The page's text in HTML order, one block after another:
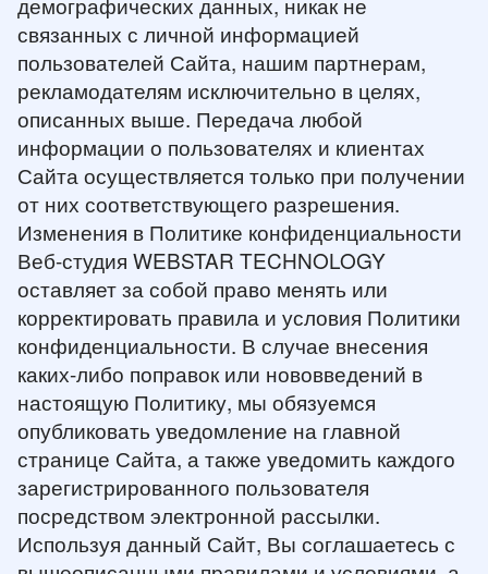
связанных с личной информацией
пользователей Сайта, нашим партнерам,
рекламодателям исключительно в целях,
описанных выше. Передача любой
информации о пользователях и клиентах
Сайта осуществляется только при получении
от них соответствующего разрешения.
Изменения в Политике конфиденциальности
Веб-студия WEBSTAR TECHNOLOGY
оставляет за собой право менять или
корректировать правила и условия Политики
конфиденциальности. В случае внесения
каких-либо поправок или нововведений в
настоящую Политику, мы обязуемся
опубликовать уведомление на главной
странице Сайта, а также уведомить каждого
зарегистрированного пользователя
посредством электронной рассылки.
Используя данный Сайт, Вы соглашаетесь с